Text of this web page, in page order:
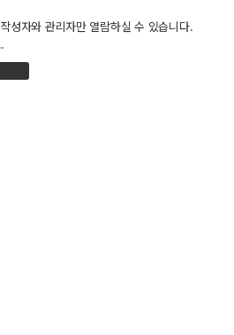
작성자와 관리자만 열람하실 수 있습니다.